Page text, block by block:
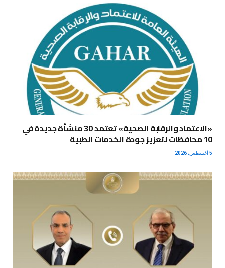
«الاعتماد والرقابة الصحية» تعتمد 30 منشأة جديدة في
10 محافظات لتعزيز جودة الخدمات الطبية
5 أغسطس، 2026